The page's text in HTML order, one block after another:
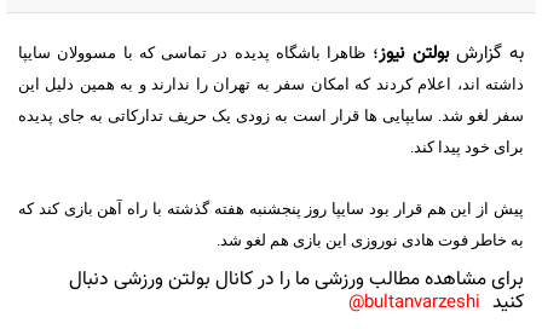
به گزارشبولتن نیوز؛ ظاهرا باشگاه پدیده در تماسی که با مسوولان سایپا
داشته اند، اعلام کردند که امکان سفر به تهران را ندارند و به همین دلیل این
سفر لغو شد. سایپایی ها قرار است به زودی یک حریف تدارکاتی به جای پدیده
برای خود پیدا کند.
پیش از این هم قرار بود سایپا روز پنجشنبه هفته گذشته با راه آهن بازی کند که
به خاطر فوت هادی نوروزی این بازی هم لغو شد.
برای مشاهده مطالب ورزشی ما را در کانال بولتن ورزشی دنبال
کنید bultanvarzeshi@